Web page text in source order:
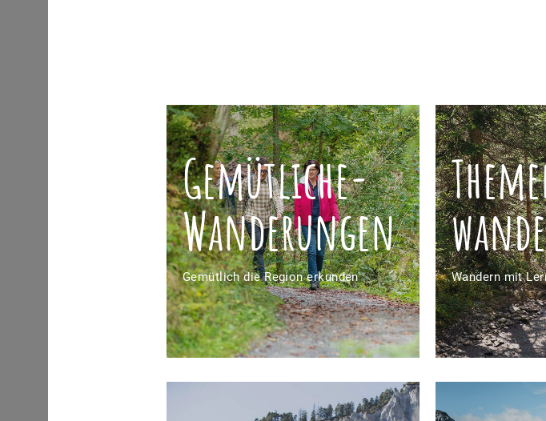
Gemütliche­
Wanderungen
Gemütlich die Region erkunden Wandern mit